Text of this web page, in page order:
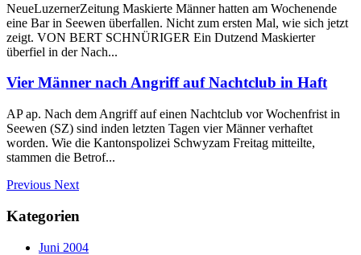
NeueLuzernerZeitung Maskierte Männer hatten am Wochenende
eine Bar in Seewen überfallen. Nicht zum ersten Mal, wie sich jetzt
zeigt. VON BERT SCHNÜRIGER Ein Dutzend Maskierter
überfiel in der Nach...
Vier Männer nach Angriff auf Nachtclub in Haft
AP ap. Nach dem Angriff auf einen Nachtclub vor Wochenfrist in
Seewen (SZ) sind inden letzten Tagen vier Männer verhaftet
worden. Wie die Kantonspolizei Schwyzam Freitag mitteilte,
stammen die Betrof...
Previous Next
Kategorien
Juni 2004